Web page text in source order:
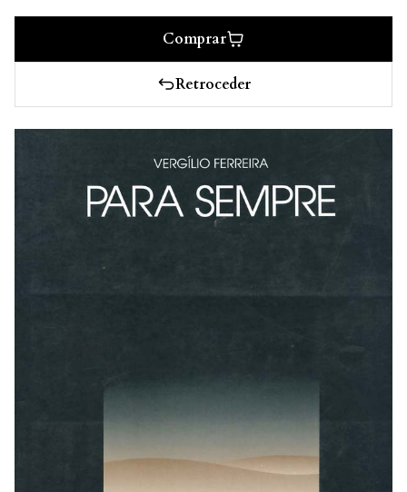
Comprar
Retroceder